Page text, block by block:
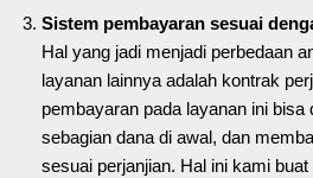
Sistem pembayaran sesuai
Hal yang jadi menjadi perbedaan
layanan lainnya adalah kontrak
pembayaran pada layanan ini bisa
sebagian dana di awal, dan
sesuai perjanjian. Hal ini kami